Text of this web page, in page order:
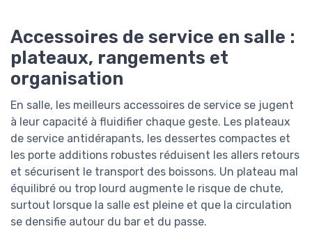
Accessoires de service en salle :
plateaux, rangements et
organisation
En salle, les meilleurs accessoires de service se jugent
à leur capacité à fluidifier chaque geste. Les plateaux
de service antidérapants, les dessertes compactes et
les porte additions robustes réduisent les allers retours
et sécurisent le transport des boissons. Un plateau mal
équilibré ou trop lourd augmente le risque de chute,
surtout lorsque la salle est pleine et que la circulation
se densifie autour du bar et du passe.